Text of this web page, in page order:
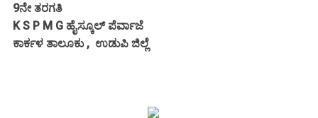
9ನೇ ತರಗತಿ
K S P M G ಹೈಸ್ಕೂಲ್ ಪೆರ್ವಾಜೆ
ಕಾರ್ಕಳ ತಾಲೂಕು , ಉಡುಪಿ ಜಿಲ್ಲೆ